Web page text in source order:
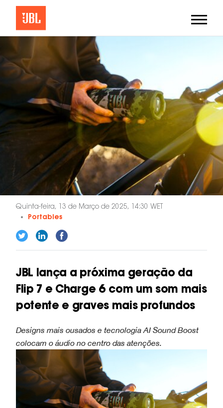
Quinta-feira, 13 de Março de 2025, 14:30 WET
Portables
JBL lança a próxima geração da
Flip 7 e Charge 6 com um som mais
potente e graves mais profundos
Designs mais ousados ​​e tecnologia AI Sound Boost
colocam o áudio no centro das atenções.